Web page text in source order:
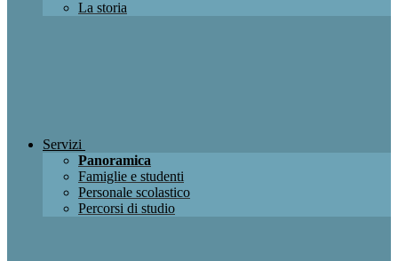
La storia
Servizi
Panoramica
Famiglie e studenti
Personale scolastico
Percorsi di studio